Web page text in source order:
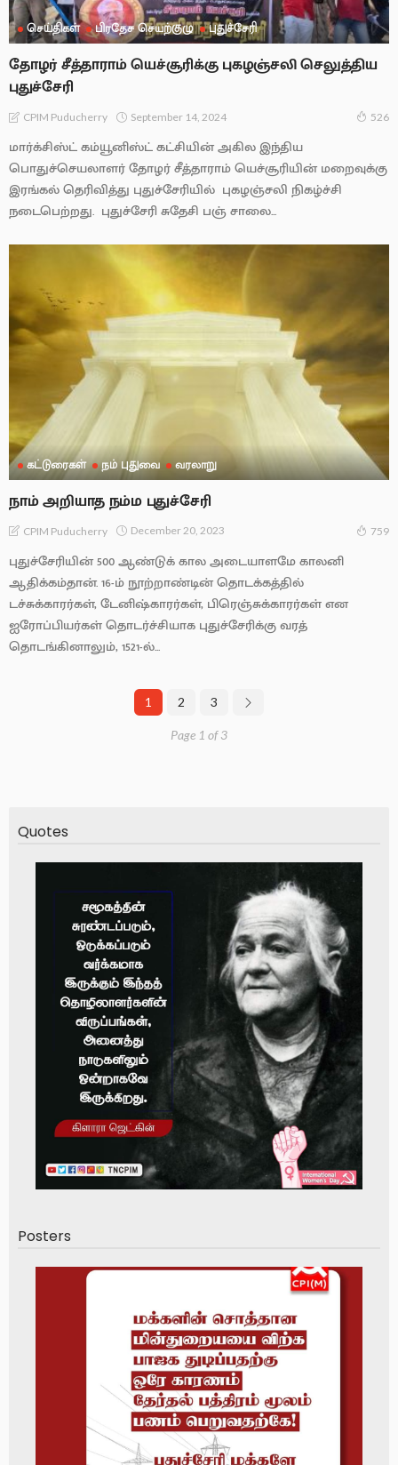
செய்திகள் பிரதேச செயற்குழு புதுச்சேரி
தோழர் சீத்தாராம் யெச்சூரிக்கு புகழஞ்சலி செலுத்திய
புதுச்சேரி
CPIM Puducherry September 14, 2024 526
மார்க்சிஸ்ட் கம்யூனிஸ்ட் கட்சியின் அகில இந்திய
பொதுச்செயலாளர் தோழர் சீத்தாராம் யெச்சூரியின் மறைவுக்கு
இரங்கல் தெரிவித்து புதுச்சேரியில் புகழஞ்சலி நிகழ்ச்சி
நடைபெற்றது. புதுச்சேரி சுதேசி பஞ் சாலை...
கட்டுரைகள் நம் புதுவை வரலாறு
நாம் அறியாத நம்ம புதுச்சேரி
CPIM Puducherry December 20, 2023 759
புதுச்சேரியின் 500 ஆண்டுக் கால அடையாளமே காலனி
ஆதிக்கம்தான். 16-ம் நூற்றாண்டின் தொடக்கத்தில்
டச்சுக்காரர்கள், டேனிஷ்காரர்கள், பிரெஞ்சுக்காரர்கள் என
ஐரோப்பியர்கள் தொடர்ச்சியாக புதுச்சேரிக்கு வரத்
தொடங்கினாலும், 1521-ல்...
1 2 3
Page 1 of 3
Quotes
Posters